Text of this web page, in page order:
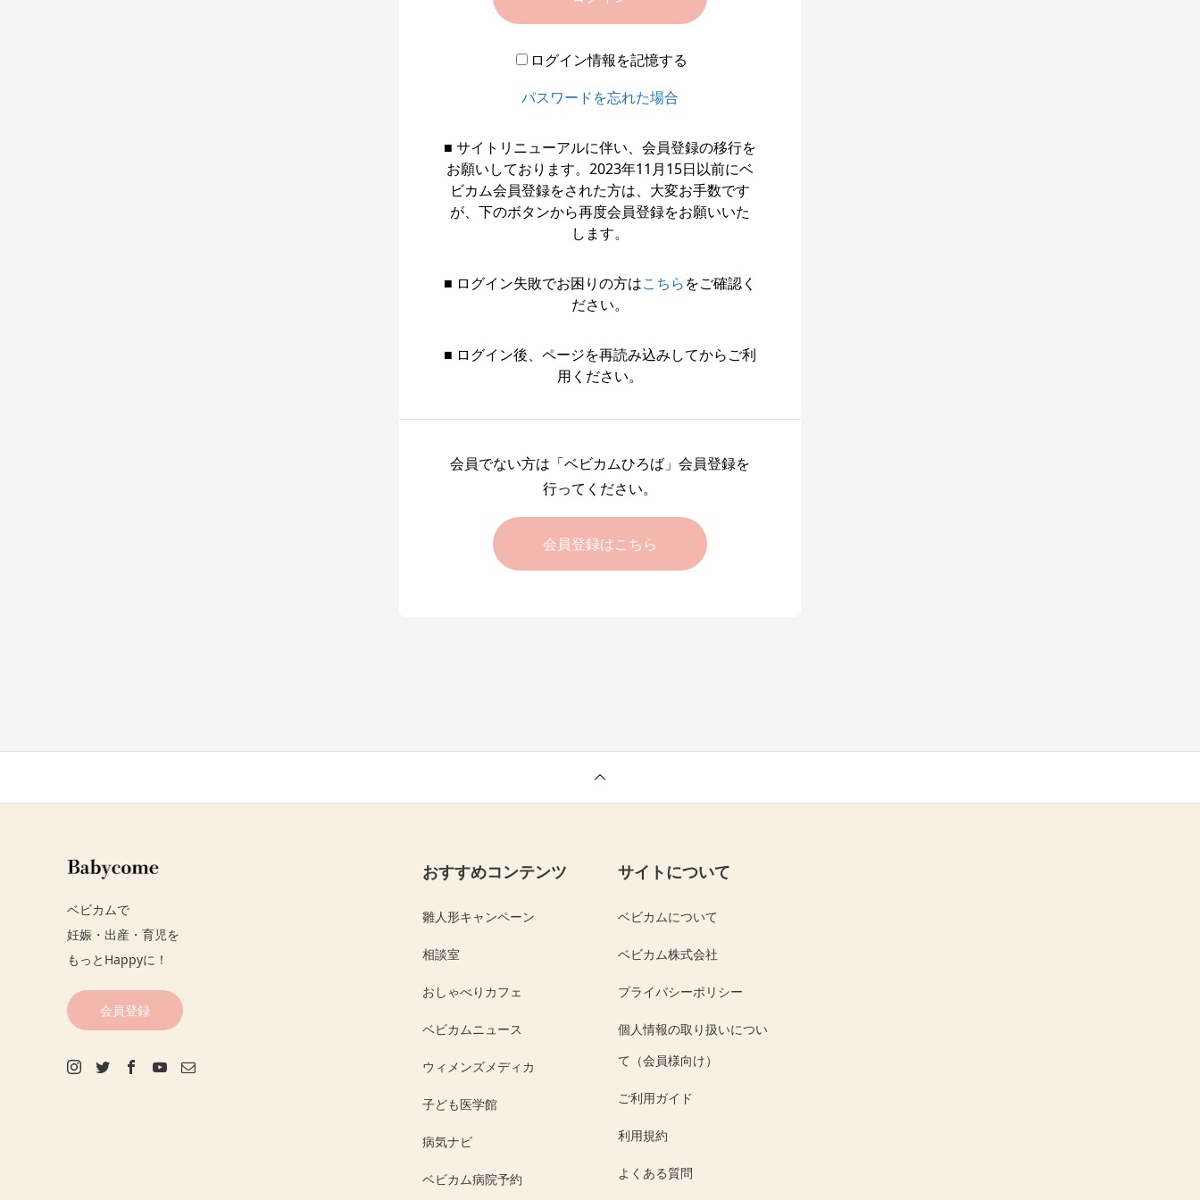
ログイン情報を記憶する
パスワードを忘れた場合
■ サイトリニューアルに伴い、会員登録の移行を
お願いしております。2023年11月15日以前にベ
ビカム会員登録をされた方は、大変お手数です
が、下のボタンから再度会員登録をお願いいた
します。
■ ログイン失敗でお困りの方はこちらをご確認く
ださい。
■ ログイン後、ページを再読み込みしてからご利
用ください。
会員でない方は「ベビカムひろば」会員登録を
行ってください。
会員登録はこちら
ベビカムで
妊娠・出産・育児を
もっとHappyに！
会員登録
おすすめコンテンツ
雛人形キャンペーン
相談室
おしゃべりカフェ
ベビカムニュース
ウィメンズメディカ
子ども医学館
病気ナビ
ベビカム病院予約
サイトについて
ベビカムについて
ベビカム株式会社
プライバシーポリシー
個人情報の取り扱いについ
て（会員様向け）
ご利用ガイド
利用規約
よくある質問